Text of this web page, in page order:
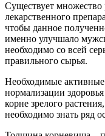
Существует множество
лекарственного
чтобы данное
именно улучшало
необходимо со всей
правильного сырья.
Необходимые
нормализации
корне зрелого
необходимо знать ряд